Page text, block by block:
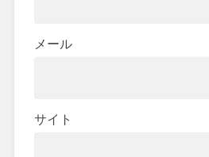
メール
サイト